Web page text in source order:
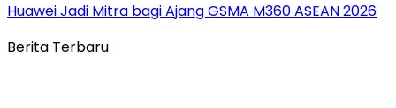
Huawei Jadi Mitra bagi Ajang GSMA M360 ASEAN 2026
Berita Terbaru